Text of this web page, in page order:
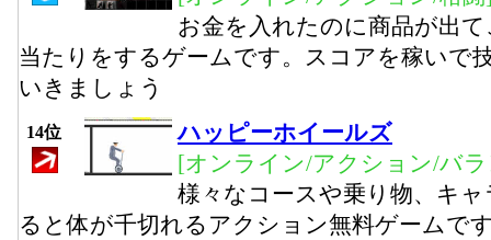
お金を入れたのに商品が出
当たりをするゲームです。スコアを稼いで
いきましょう
14位
ハッピーホイールズ
[オンライン/アクション/バ
様々なコースや乗り物、キ
ると体が千切れるアクション無料ゲームで